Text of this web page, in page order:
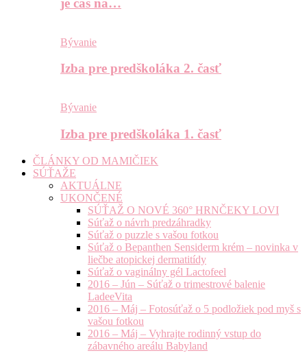
je čas na…
Bývanie
Izba pre predškoláka 2. časť
Bývanie
Izba pre predškoláka 1. časť
ČLÁNKY OD MAMIČIEK
SÚŤAŽE
AKTUÁLNE
UKONČENÉ
SÚŤAŽ O NOVÉ 360° HRNČEKY LOVI
Súťaž o návrh predzáhradky
Súťaž o puzzle s vašou fotkou
Súťaž o Bepanthen Sensiderm krém – novinka v
liečbe atopickej dermatitídy
Súťaž o vaginálny gél Lactofeel
2016 – Jún – Súťaž o trimestrové balenie
LadeeVita
2016 – Máj – Fotosúťaž o 5 podložiek pod myš s
vašou fotkou
2016 – Máj – Vyhrajte rodinný vstup do
zábavného areálu Babyland